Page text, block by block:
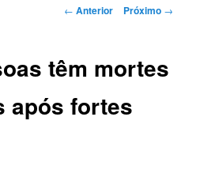
Navegação
← Anterior Próximo →
têm mortes
após fortes